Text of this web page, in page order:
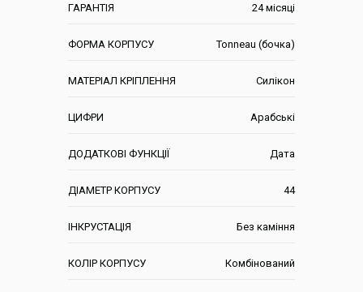
ГАРАНТІЯ 24 місяці
ФОРМА КОРПУСУ Tonneau (бочка)
МАТЕРІАЛ КРІПЛЕННЯ Силікон
ЦИФРИ Арабські
ДОДАТКОВІ ФУНКЦІЇ Дата
ДІАМЕТР КОРПУСУ 44
ІНКРУСТАЦІЯ Без каміння
КОЛІР КОРПУСУ Комбінований